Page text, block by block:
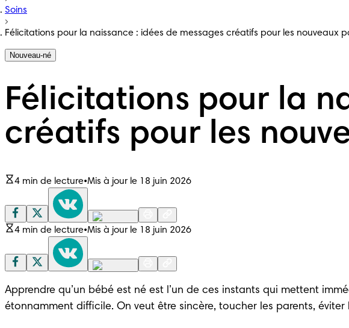
Soins
Félicitations pour la naissance : idées de messages créatifs pour les nouveaux
Nouveau-né
Félicitations pour la
créatifs pour les
4 min de lecture•Mis à jour le 18 juin 2026
4 min de lecture•Mis à jour le 18 juin 2026
Apprendre qu’un bébé est né est l’un de ces instants qui mettent
étonnamment difficile. On veut être sincère, toucher les parents,